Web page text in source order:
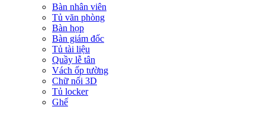
Bàn nhân viên
Tủ văn phòng
Bàn họp
Bàn giám đốc
Tủ tài liệu
Quầy lễ tân
Vách ốp tường
Chữ nổi 3D
Tủ locker
Ghế